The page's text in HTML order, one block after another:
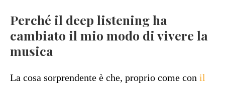
Perché il deep listening ha
cambiato il mio modo di vivere la
musica
La cosa sorprendente è che, proprio come con il